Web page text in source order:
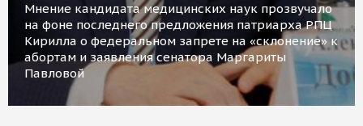
Мнение кандидата медицинских наук прозвучало
на фоне последнего предложения патриарха РПЦ
Кирилла о федеральном запрете на «склонение» к
абортам и заявления сенатора Маргариты
Павловой